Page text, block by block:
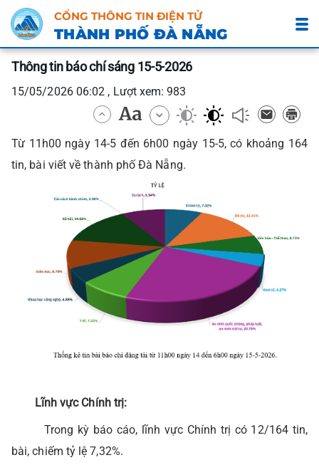
CỔNG THÔNG TIN ĐIỆN TỬ
THÀNH PHỐ ĐÀ NẴNG
Thông tin báo chí sáng 15-5-2026
15/05/2026 06:02 , Lượt xem: 983
Từ 11h00 ngày 14-5 đến 6h00 ngày 15-5, có khoảng 164
tin, bài viết về thành phố Đà Nẵng.
Lĩnh vực Chính trị:
Trong kỳ báo cáo, lĩnh vực Chính trị có 12/164 tin,
bài, chiếm tỷ lệ 7,32%.